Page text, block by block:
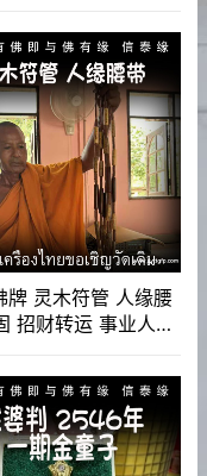
牌 灵木符管 人缘腰
人缘